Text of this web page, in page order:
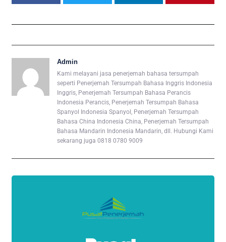
Admin
Kami melayani jasa penerjemah bahasa tersumpah
seperti Penerjemah Tersumpah Bahasa Inggris Indonesia
Inggris, Penerjemah Tersumpah Bahasa Perancis
Indonesia Perancis, Penerjemah Tersumpah Bahasa
Spanyol Indonesia Spanyol, Penerjemah Tersumpah
Bahasa China Indonesia China, Penerjemah Tersumpah
Bahasa Mandarin Indonesia Mandarin, dll. Hubungi Kami
sekarang juga 0818 0780 9009